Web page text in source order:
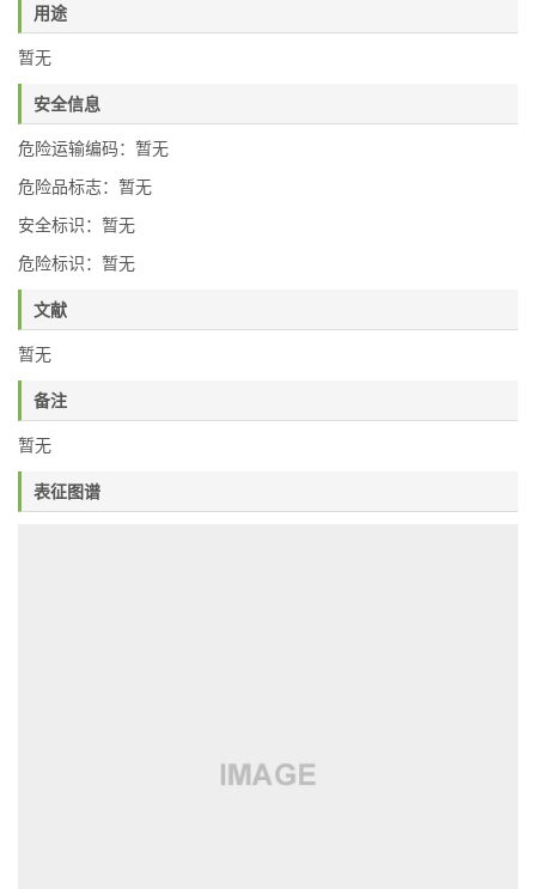
用途
暂无
安全信息
危险运输编码：暂无
危险品标志：暂无
安全标识：暂无
危险标识：暂无
文献
暂无
备注
暂无
表征图谱